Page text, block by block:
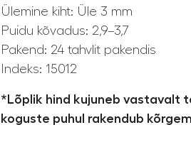
Ülemine kiht: Üle 3 mm
Puidu kõvadus: 2,9–3,7
Pakend: 24 tahvlit pakendis
Indeks: 15012
*Lõplik hind kujuneb vastavalt
koguste puhul rakendub